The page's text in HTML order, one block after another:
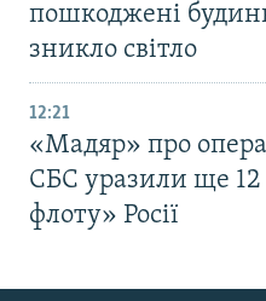
пошкоджені
зникло світло
12:21
«Мадяр» про
СБС уразили ще 12
флоту» Росії